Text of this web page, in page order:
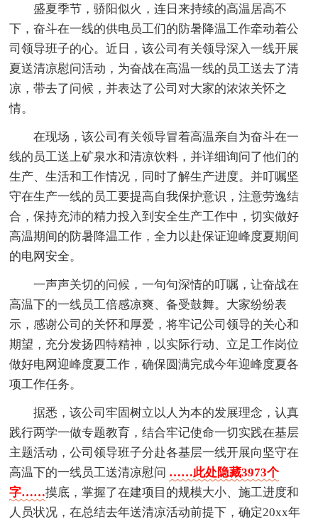
盛夏季节，骄阳似火，连日来持续的高温居高不
下，奋斗在一线的供电员工们的防暑降温工作牵动着公
司领导班子的心。近日，该公司有关领导深入一线开展
夏送清凉慰问活动，为奋战在高温一线的员工送去了清
凉，带去了问候，并表达了公司对大家的浓浓关怀之
情。
在现场，该公司有关领导冒着高温亲自为奋斗在一
线的员工送上矿泉水和清凉饮料，并详细询问了他们的
生产、生活和工作情况，同时了解生产进度。并叮嘱坚
守在生产一线的员工要提高自我保护意识，注意劳逸结
合，保持充沛的精力投入到安全生产工作中，切实做好
高温期间的防暑降温工作，全力以赴保证迎峰度夏期间
的电网安全。
一声声关切的问候，一句句深情的叮嘱，让奋战在
高温下的一线员工倍感凉爽、备受鼓舞。大家纷纷表
示，感谢公司的关怀和厚爱，将牢记公司领导的关心和
期望，充分发扬四特精神，以实际行动、立足工作岗位
做好电网迎峰度夏工作，确保圆满完成今年迎峰度夏各
项工作任务。
据悉，该公司牢固树立以人为本的发展理念，认真
践行两学一做专题教育，结合牢记使命一切实践在基层
主题活动，公司领导班子分赴各基层一线开展向坚守在
高温下的一线员工送清凉慰问 ……此处隐藏3973个
字……摸底，掌握了在建项目的规模大小、施工进度和
人员状况，在总结去年送清凉活动前提下，确定20xx年